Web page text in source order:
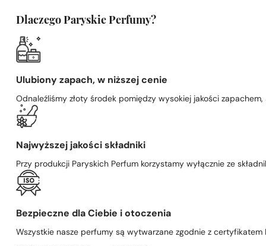
Dlaczego Paryskie Perfumy?
Ulubiony zapach, w niższej cenie
Odnaleźliśmy złoty środek pomiędzy wysokiej jakości
Najwyższej jakości składniki
Przy produkcji Paryskich Perfum korzystamy wyłącznie ze
Bezpieczne dla Ciebie i otoczenia
Wszystkie nasze perfumy są wytwarzane zgodnie z certyfikatem